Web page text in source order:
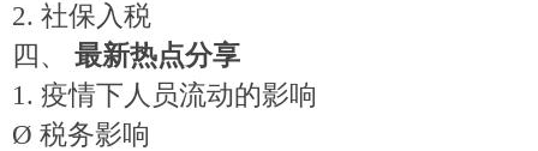
2. 社保入税
四、 最新热点分享
1. 疫情下人员流动的影响
Ø 税务影响